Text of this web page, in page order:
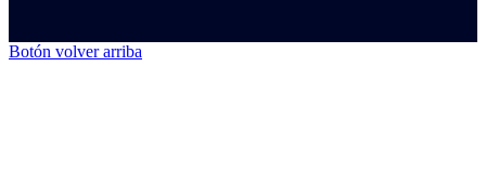
Botón volver arriba